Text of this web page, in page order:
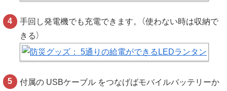
手回し発電機でも充電できます。（使わない時は収納で
きる）
付属の USBケーブル をつなげばモバイルバッテリーか